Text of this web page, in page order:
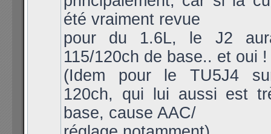
été vraiment revue
pour du 1.6L, le J2
115/120ch de base.. et oui !
(Idem pour le TU5J4
120ch, qui lui aussi est
base, cause AAC/